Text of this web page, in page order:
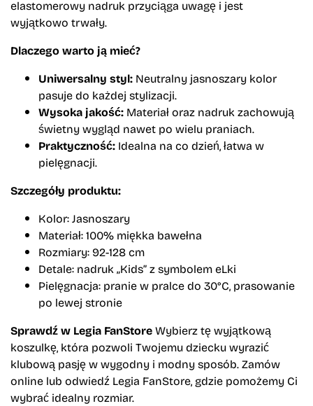
elastomerowy nadruk przyciąga uwagę i jest
wyjątkowo trwały.
Dlaczego warto ją mieć?
Uniwersalny styl: Neutralny jasnoszary kolor
pasuje do każdej stylizacji.
Wysoka jakość: Materiał oraz nadruk zachowują
świetny wygląd nawet po wielu praniach.
Praktyczność: Idealna na co dzień, łatwa w
pielęgnacji.
Szczegóły produktu:
Kolor: Jasnoszary
Materiał: 100% miękka bawełna
Rozmiary: 92-128 cm
Detale: nadruk „Kids” z symbolem eLki
Pielęgnacja: pranie w pralce do 30°C, prasowanie
po lewej stronie
Sprawdź w Legia FanStoreWybierz tę wyjątkową
koszulkę, która pozwoli Twojemu dziecku wyrazić
klubową pasję w wygodny i modny sposób. Zamów
online lub odwiedź Legia FanStore, gdzie pomożemy Ci
wybrać idealny rozmiar.